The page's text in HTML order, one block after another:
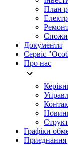
План
Документи
Сервіс
Про нас
Графіки
Приєднання